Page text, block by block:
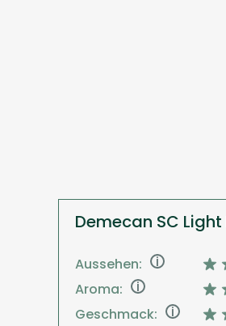
Demecan SC
Aussehen: i
Aroma: i
Geschmack: i